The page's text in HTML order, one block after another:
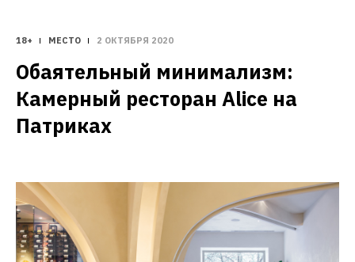
18+ МЕСТО 2 ОКТЯБРЯ 2020
Обаятельный минимализм:
Камерный ресторан Alice на